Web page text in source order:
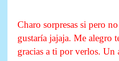
Charo sorpresas si pero
gustaría jajaja. Me alegro
gracias a ti por verlos. Un